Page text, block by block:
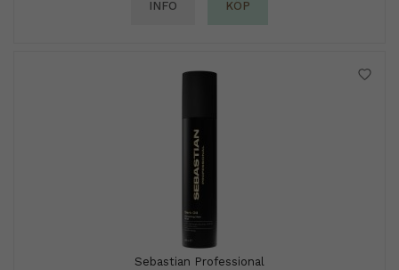
INFO KÖP
Sebastian Professional